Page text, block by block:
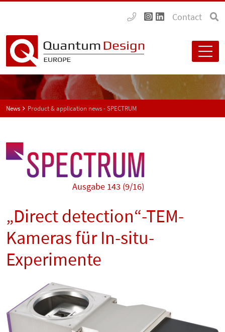
Contact
News Product & application news - SPECTRUM
Ausgabe 143 (9/16)
„Direct detection“-TEM-
Kameras für In-situ-
Experimente